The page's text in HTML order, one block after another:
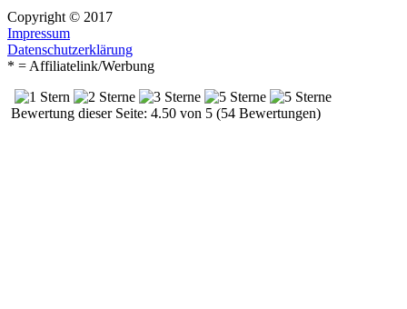
Copyright © 2017
Impressum
Datenschutzerklärung
* = Affiliatelink/Werbung
Bewertung dieser Seite: 4.50 von 5 (54 Bewertungen)